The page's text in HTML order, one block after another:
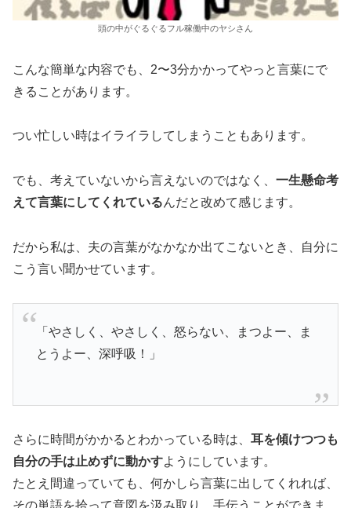
頭の中がぐるぐるフル稼働中のヤシさん
こんな簡単な内容でも、2〜3分かかってやっと言葉にで
きることがあります。
つい忙しい時はイライラしてしまうこともあります。
でも、考えていないから言えないのではなく、 一生懸命考
えて言葉にしてくれているんだと改めて感じます。
だから私は、夫の言葉がなかなか出てこないとき、自分に
こう言い聞かせています。
「やさしく、やさしく、怒らない、まつよー、ま
とうよー、深呼吸！」
さらに時間がかかるとわかっている時は、 耳を傾けつつも
自分の手は止めずに動かすようにしています。
たとえ間違っていても、何かしら言葉に出してくれれば、
その単語を拾って意図を汲み取り、手伝うことができま